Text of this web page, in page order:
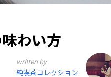
わい方
written by
純喫茶コレクション